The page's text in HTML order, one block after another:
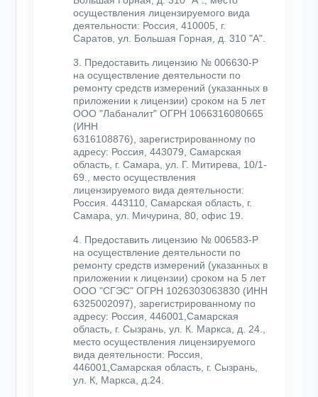
осуществления лицензируемого вида
деятельности: Россия, 410005, г.
Саратов, ул. Большая Горная, д. 310 "А".
3. Предоставить лицензию № 006630-Р
на осуществление деятельности по
ремонту средств измерений (указанных в
приложении к лицензии) сроком на 5 лет
ООО "Лабаналит" ОГРН 1066316080665
(ИНН
6316108876), зарегистрированному по
адресу: Россия, 443079, Самарская
область, г. Самара, ул. Г. Митирева, 10/1-
69., место осуществления
лицензируемого вида деятельности:
Россия. 443110, Самарская область, г.
Самара, ул. Мичурина, 80, офис 19.
4. Предоставить лицензию № 006583-Р
на осуществление деятельности по
ремонту средств измерений (указанных в
приложении к лицензии) сроком на 5 лет
ООО "СГЭС" ОГРН 1026303063830 (ИНН
6325002097), зарегистрированному по
адресу: Россия, 446001,Самарская
область, г. Сызрань, ул. К. Маркса, д. 24.,
место осуществления лицензируемого
вида деятельности: Россия,
446001,Самарская область, г. Сызрань,
ул. К, Маркса, д.24.